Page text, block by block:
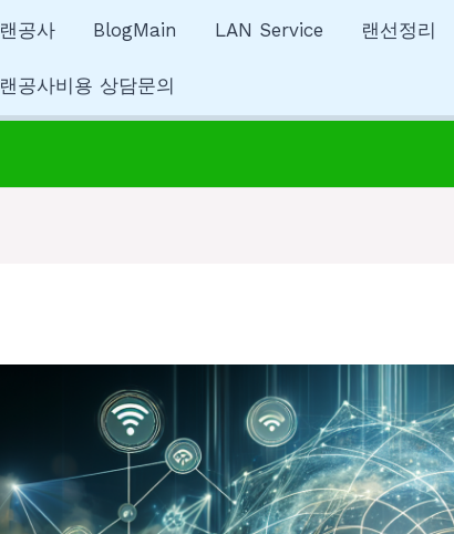
랜공사 BlogMain LAN Service 랜선정리
랜공사비용 상담문의